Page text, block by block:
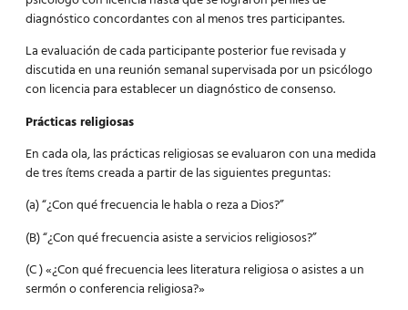
diagnóstico concordantes con al menos tres participantes.
La evaluación de cada participante posterior fue revisada y
discutida en una reunión semanal supervisada por un psicólogo
con licencia para establecer un diagnóstico de consenso.
Prácticas religiosas
En cada ola, las prácticas religiosas se evaluaron con una medida
de tres ítems creada a partir de las siguientes preguntas:
(a) “¿Con qué frecuencia le habla o reza a Dios?”
(B) “¿Con qué frecuencia asiste a servicios religiosos?”
(C ) «¿Con qué frecuencia lees literatura religiosa o asistes a un
sermón o conferencia religiosa?»